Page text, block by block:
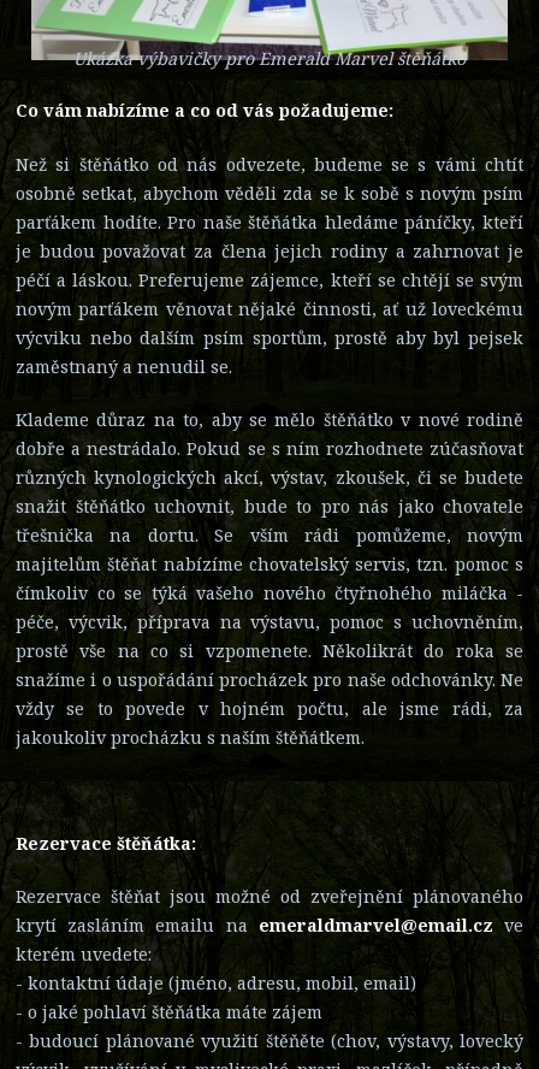
Ukázka výbavičky pro Emerald Marvel štěňátko
Co vám nabízíme a co od vás požadujeme:
Než si štěňátko od nás odvezete, budeme se s vámi chtít
osobně setkat, abychom věděli zda se k sobě s novým psím
parťákem hodíte. Pro naše štěňátka hledáme páníčky, kteří
je budou považovat za člena jejich rodiny a zahrnovat je
péčí a láskou. Preferujeme zájemce, kteří se chtějí se svým
novým parťákem věnovat nějaké činnosti, ať už loveckému
výcviku nebo dalším psím sportům, prostě aby byl pejsek
zaměstnaný a nenudil se.
Klademe důraz na to, aby se mělo štěňátko v nové rodině
dobře a nestrádalo. Pokud se s ním rozhodnete zúčasňovat
různých kynologických akcí, výstav, zkoušek, či se budete
snažit štěňátko uchovnit, bude to pro nás jako chovatele
třešnička na dortu. Se vším rádi pomůžeme, novým
majitelům štěňat nabízíme chovatelský servis, tzn. pomoc s
čímkoliv co se týká vašeho nového čtyřnohého miláčka -
péče, výcvik, příprava na výstavu, pomoc s uchovněním,
prostě vše na co si vzpomenete. Několikrát do roka se
snažíme i o uspořádání procházek pro naše odchovánky. Ne
vždy se to povede v hojném počtu, ale jsme rádi, za
jakoukoliv procházku s naším štěňátkem.
Rezervace štěňátka:
Rezervace štěňat jsou možné od zveřejnění plánovaného
krytí zasláním emailu na emeraldmarvel@email.cz ve
kterém uvedete:
- kontaktní údaje (jméno, adresu, mobil, email)
- o jaké pohlaví štěňátka máte zájem
- budoucí plánované využití štěňěte (chov, výstavy, lovecký